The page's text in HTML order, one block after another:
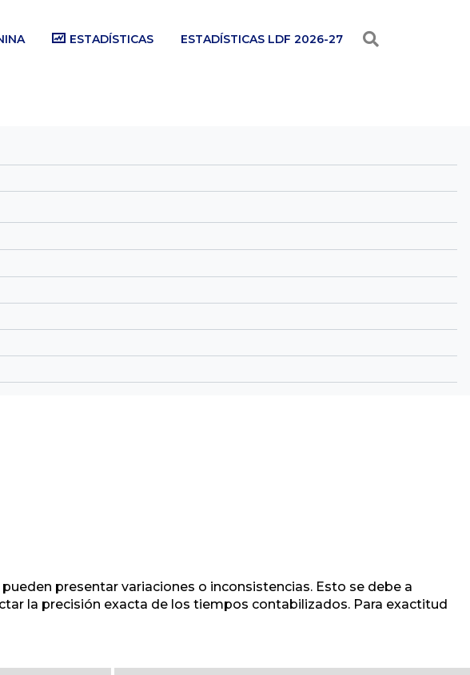
ESTADÍSTICAS ESTADÍSTICAS LDF 2026-27
presentar variaciones o inconsistencias. Esto se debe a
la precisión exacta de los tiempos contabilizados. Para exactitud